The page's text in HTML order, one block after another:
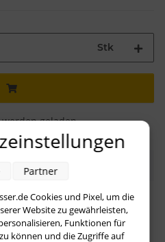
Stk
geladen ...
mit Anschluss für 240
für ein 110 Volt Netz
Cookies und Pixel, um die
Website zu gewährleisten,
Funktionen für
können und die Zugriffe auf
Partner